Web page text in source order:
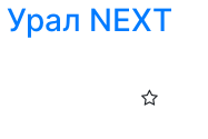
NEXT